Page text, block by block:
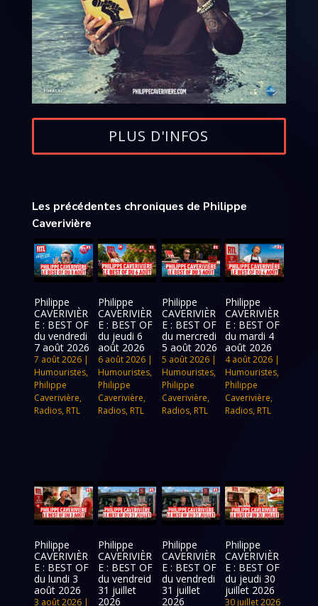
PLUS D'INFOS
Les précédentes chroniques de Philippe
Caverivière
Philippe
CAVERIVIÈR
E : BEST OF
du vendredi
7 août 2026
7 août 2026 |
Humouristes,
Philippe
Caverivière,
Radios, RTL
Philippe
CAVERIVIÈR
E : BEST OF
du jeudi 6
août 2026
6 août 2026|
Humouristes,
Philippe
Caverivière,
Radios, RTL
Philippe
CAVERIVIÈR
E : BEST OF
du mercredi
5 août 2026
5 août 2026|
Humouristes,
Philippe
Caverivière,
Radios, RTL
Philippe
CAVERIVIÈR
E : BEST OF
du mardi 4
août 2026
4 août 2026 |
Humouristes,
Philippe
Caverivière,
Radios, RTL
Philippe
CAVERIVIÈR
E : BEST OF
du lundi 3
août 2026
3 août 2026 |
Philippe
CAVERIVIÈR
E : BEST OF
du vendreid
31 juillet
2026
Philippe
CAVERIVIÈR
E : BEST OF
du vendredi
31 juillet
2026
Philippe
CAVERIVIÈR
E : BEST OF
du jeudi 30
juillet 2026
30 juillet 2026